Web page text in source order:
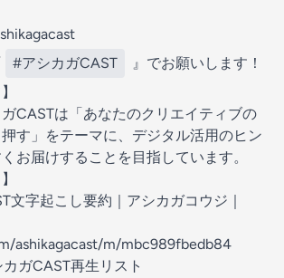
#アシカガCAST
』でお願いします！
CASTは「あなたのクリエイティブの
す」をテーマに、デジタル活用のヒン
お届けすることを目指しています。
文字起こし要約｜アシカガコウジ｜
ashikagacast/m/mbc989fbedb84
カガCAST再生リスト